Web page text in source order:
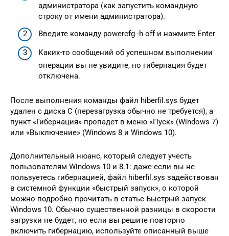
администратора (как запустить командную
строку от имени администратора).
Введите команду powercfg -h off и нажмите Enter
Каких-то сообщений об успешном выполнении
операции вы не увидите, но гибернация будет
отключена.
После выполнения команды файл hiberfil.sys будет
удален с диска C (перезагрузка обычно не требуется), а
пункт «Гибернация» пропадет в меню «Пуск» (Windows 7)
или «Выключение» (Windows 8 и Windows 10).
Дополнительный нюанс, который следует учесть
пользователям Windows 10 и 8.1: даже если вы не
пользуетесь гибернацией, файл hiberfil.sys задействован
в системной функции «быстрый запуск», о которой
можно подробно прочитать в статье Быстрый запуск
Windows 10. Обычно существенной разницы в скорости
загрузки не будет, но если вы решите повторно
включить гибернацию, используйте описанный выше